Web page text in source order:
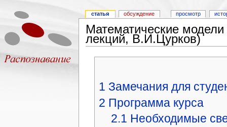
Математические
лекций, В.И.Цурков)
1 Замечания для
2 Программа курса
2.1 Необходимые
статья обсуждение просмотр